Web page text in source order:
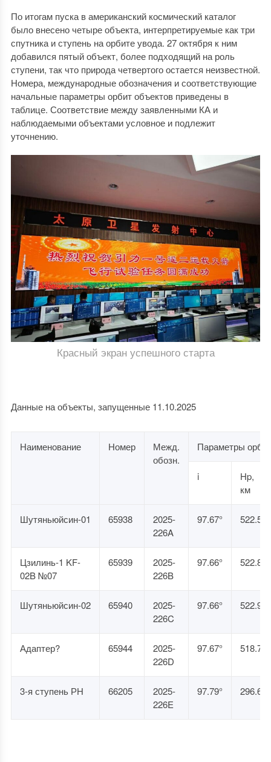
По итогам пуска в американский космический каталог
было внесено четыре объекта, интерпретируемые как три
спутника и ступень на орбите увода. 27 октября к ним
добавился пятый объект, более подходящий на роль
ступени, так что природа четвертого остается неизвестной.
Номера, международные обозначения и соответствующие
начальные параметры орбит объектов приведены в
таблице. Соответствие между заявленными КА и
наблюдаемыми объектами условное и подлежит
уточнению.
Красный экран успешного старта
Данные на объекты, запущенные 11.10.2025
Наименование Номер
Межд.
обозн.
Параметры
i
Hp,
км
Шутяньюйсин-01 65938
2025-
226A
97.67° 522.5
Цзилинь-1 KF-
02B №07
65939
2025-
226B
97.66° 522.8
Шутяньюйсин-02 65940
2025-
226C
97.66° 522.9
Адаптер? 65944
2025-
226D
97.67° 518.7
3-я ступень РН 66205
2025-
226E
97.79° 296.6